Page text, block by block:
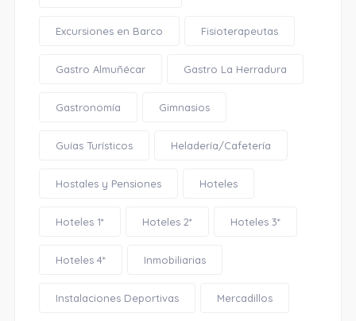
Excursiones en Barco Fisioterapeutas
Gastro Almuñécar Gastro La Herradura
Gastronomía Gimnasios
Guías Turísticos Heladería/Cafetería
Hostales y Pensiones Hoteles
Hoteles 1* Hoteles 2* Hoteles 3*
Hoteles 4* Inmobiliarias
Instalaciones Deportivas Mercadillos